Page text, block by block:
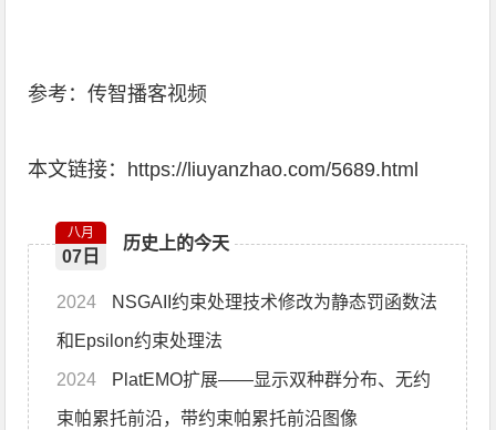
参考：传智播客视频
本文链接： https://liuyanzhao.com/5689.html
历史上的今天
八月
07日
2024
和Epsilon约束处理法
2024
束帕累托前沿，带约束帕累托前沿图像